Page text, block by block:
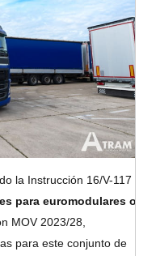
la Instrucción 16/V-117
para euromodulares o
MOV 2023/28,
para este conjunto de